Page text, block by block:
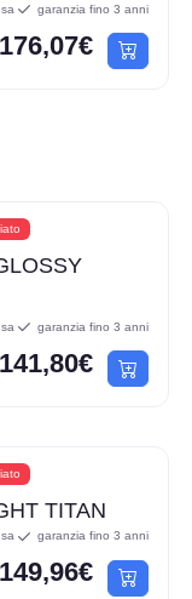
garanzia fino 3 anni
176,07€
garanzia fino 3 anni
141,80€
TITAN
garanzia fino 3 anni
149,96€